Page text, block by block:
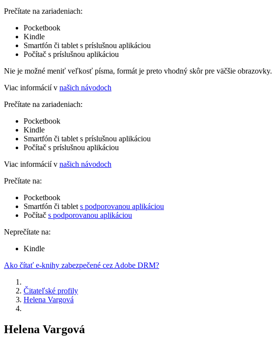
Prečítate na zariadeniach:
Pocketbook
Kindle
Smartfón či tablet s príslušnou aplikáciou
Počítač s príslušnou aplikáciou
Nie je možné meniť veľkosť písma, formát je preto vhodný skôr pre väčšie obrazovky.
Viac informácií v našich návodoch
Prečítate na zariadeniach:
Pocketbook
Kindle
Smartfón či tablet s príslušnou aplikáciou
Počítač s príslušnou aplikáciou
Viac informácií v našich návodoch
Prečítate na:
Pocketbook
Smartfón či tablet s podporovanou aplikáciou
Počítač s podporovanou aplikáciou
Neprečítate na:
Kindle
Ako čítať e-knihy zabezpečené cez Adobe DRM?
Čitateľské profily
Helena Vargová
Helena Vargová